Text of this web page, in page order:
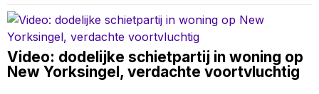
Video: dodelijke schietpartij in woning op
New Yorksingel, verdachte voortvluchtig